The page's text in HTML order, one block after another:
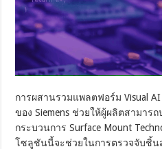
การผสานรวมแพลตฟอร์ม Visual
ของ Siemens ช่วยให้ผู้ผลิตสามา
กระบวนการ Surface Mount
โซลูชันนี้จะช่วยในการตรวจจับชิ้น